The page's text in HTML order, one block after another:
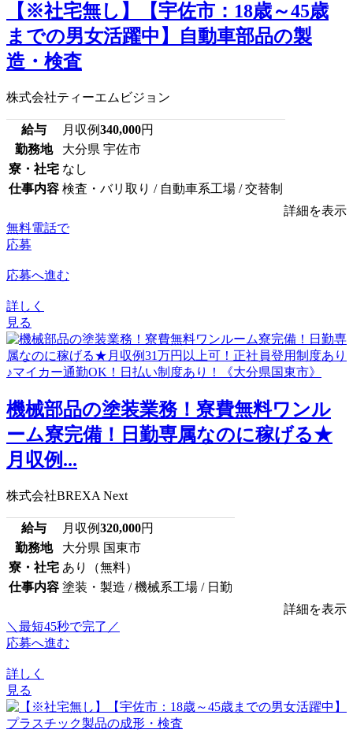
【※社宅無し】【宇佐市：18歳～45歳
までの男女活躍中】自動車部品の製
造・検査
株式会社ティーエムビジョン
給与 月収例340,000円
勤務地
大分県 宇佐市
寮・社宅 なし
仕事内容 検査・バリ取り / 自動車系工場 / 交替制
詳細を表示
無料電話で
応募
応募へ進む
詳しく
見る
機械部品の塗装業務！寮費無料ワンル
ーム寮完備！日勤専属なのに稼げる★
月収例...
株式会社BREXA Next
給与 月収例320,000円
勤務地
大分県 国東市
寮・社宅 あり（無料）
仕事内容 塗装・製造 / 機械系工場 / 日勤
詳細を表示
＼最短45秒で完了／
応募へ進む
詳しく
見る